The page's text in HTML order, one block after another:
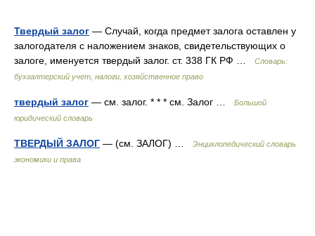
Твердый залог — Случай, когда предмет залога оставлен у
залогодателя с наложением знаков, свидетельствующих о
залоге, именуется твердый залог. ст. 338 ГК РФ …
Словарь:
бухгалтерский учет, налоги, хозяйственное право
твердый залог — см. залог. * * * см. Залог …
Большой
юридический словарь
ТВЕРДЫЙ ЗАЛОГ — (см. ЗАЛОГ) …
Энциклопедический словарь
экономики и права